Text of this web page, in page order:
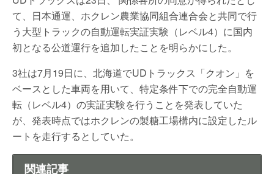
て、日本通運、ホクレン農業協同組合連合会と共同で行
う大型トラックの自動運転実証実験（レベル4）に国内
初となる公道運行を追加したことを明らかにした。
3社は7月19日に、北海道でUDトラックス「クオン」を
ベースとした車両を用いて、特定条件下での完全自動運
転（レベル4）の実証実験を行うことを発表していた
が、発表時点ではホクレンの製糖工場構内に設定したル
ートを走行するとしていた。
関連記事